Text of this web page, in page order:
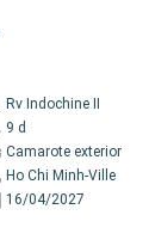
Rv Indochine II
9 d
Camarote exterior
Ho Chi Minh-Ville
16/04/2027